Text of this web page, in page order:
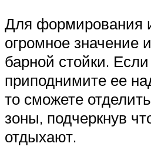
Для формирования
огромное значение
барной стойки.
приподнимите ее
то сможете
зоны, подчеркнув
отдыхают.